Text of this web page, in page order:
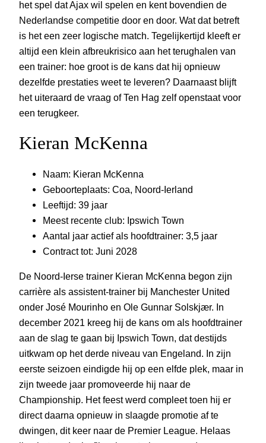
het spel dat Ajax wil spelen en kent bovendien de
Nederlandse competitie door en door. Wat dat betreft
is het een zeer logische match. Tegelijkertijd kleeft er
altijd een klein afbreukrisico aan het terughalen van
een trainer: hoe groot is de kans dat hij opnieuw
dezelfde prestaties weet te leveren? Daarnaast blijft
het uiteraard de vraag of Ten Hag zelf openstaat voor
een terugkeer.
Kieran McKenna
Naam: Kieran McKenna
Geboorteplaats: Coa, Noord-Ierland
Leeftijd: 39 jaar
Meest recente club: Ipswich Town
Aantal jaar actief als hoofdtrainer: 3,5 jaar
Contract tot: Juni 2028
De Noord-Ierse trainer Kieran McKenna begon zijn
carrière als assistent-trainer bij Manchester United
onder José Mourinho en Ole Gunnar Solskjær. In
december 2021 kreeg hij de kans om als hoofdtrainer
aan de slag te gaan bij Ipswich Town, dat destijds
uitkwam op het derde niveau van Engeland. In zijn
eerste seizoen eindigde hij op een elfde plek, maar in
zijn tweede jaar promoveerde hij naar de
Championship. Het feest werd compleet toen hij er
direct daarna opnieuw in slaagde promotie af te
dwingen, dit keer naar de Premier League. Helaas